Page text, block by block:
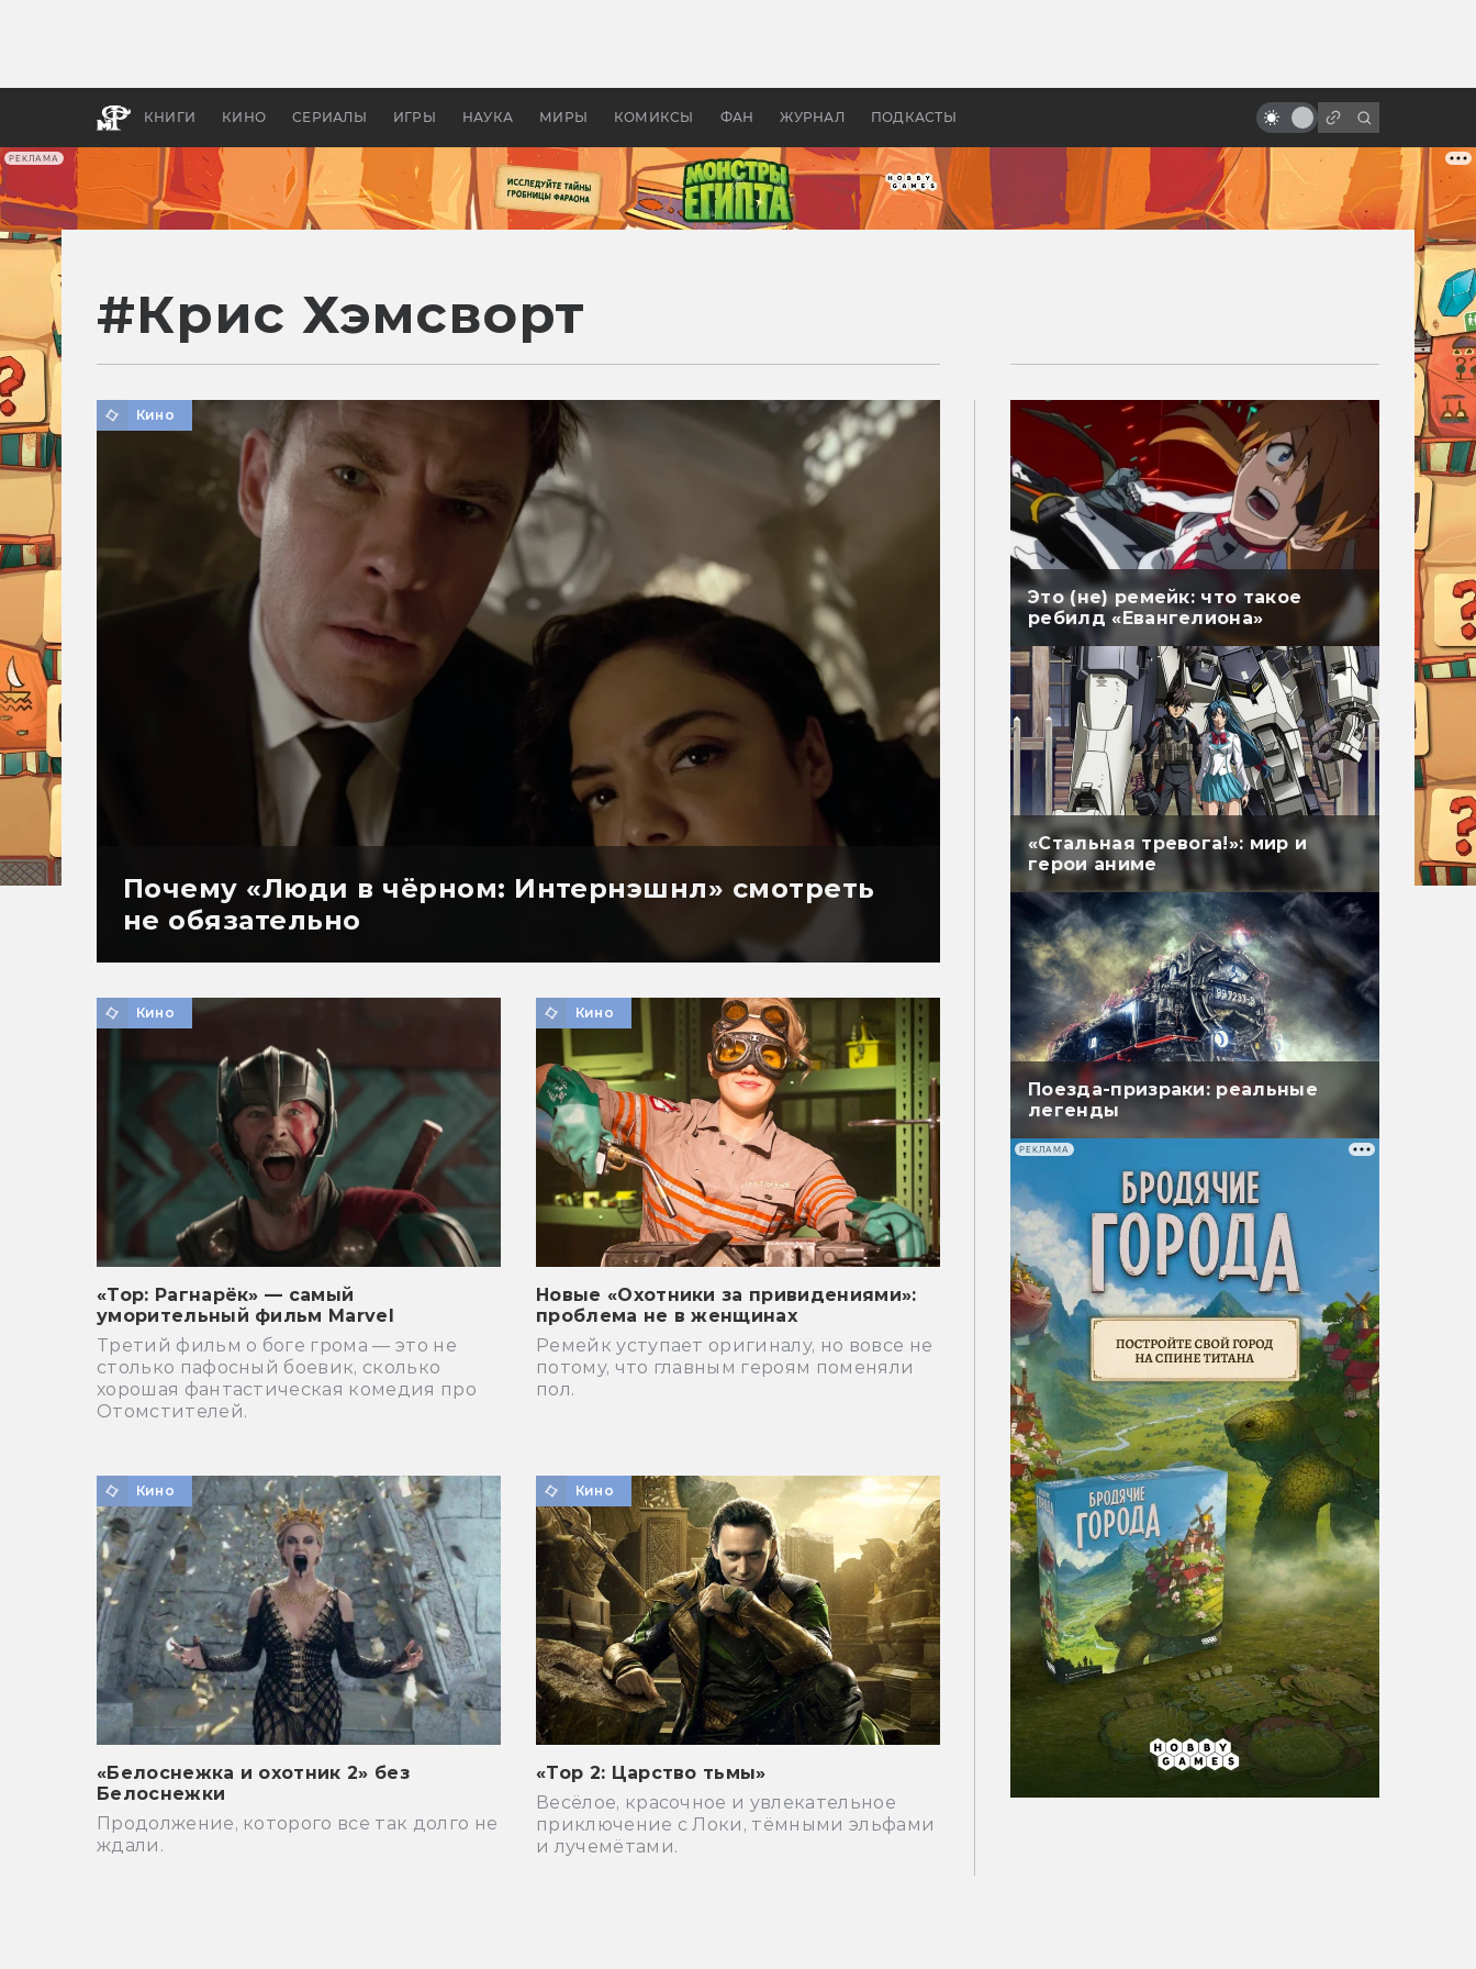
РЕКЛАМА
КНИГИ КИНО СЕРИАЛЫ ИГРЫ НАУКА МИРЫ КОМИКСЫ ФАН ЖУРНАЛ ПОДКАСТЫ
апокалипсис, в России —
бы «Властелина колец»
трудная история создания
#Крис Хэмсворт
Кино
Почему «Люди в чёрном: Интернэшнл» смотреть
не обязательно
Кино
«Тор: Рагнарёк» — самый
уморительный фильм Marvel
Третий фильм о боге грома — это не
столько пафосный боевик, сколько
хорошая фантастическая комедия про
Отомстителей.
Кино
Новые «Охотники за привидениями»:
проблема не в женщинах
Ремейк уступает оригиналу, но вовсе не
потому, что главным героям поменяли
пол.
Кино
«Белоснежка и охотник 2» без
Белоснежки
Продолжение, которого все так долго не
ждали.
Кино
«Тор 2: Царство тьмы»
Весёлое, красочное и увлекательное
приключение с Локи, тёмными эльфами
и лучемётами.
Это (не) ремейк: что такое
ребилд «Евангелиона»
«Стальная тревога!»: мир и
герои аниме
Поезда-призраки: реальные
легенды
РЕКЛАМА